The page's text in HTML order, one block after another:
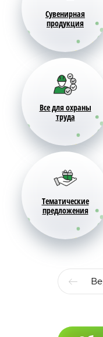
Сувенирная
продукция
Все для охраны
труда
Тематические
предложения